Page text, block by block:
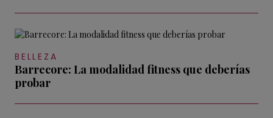
BELLEZA
Barrecore: La modalidad fitness que deberías
probar